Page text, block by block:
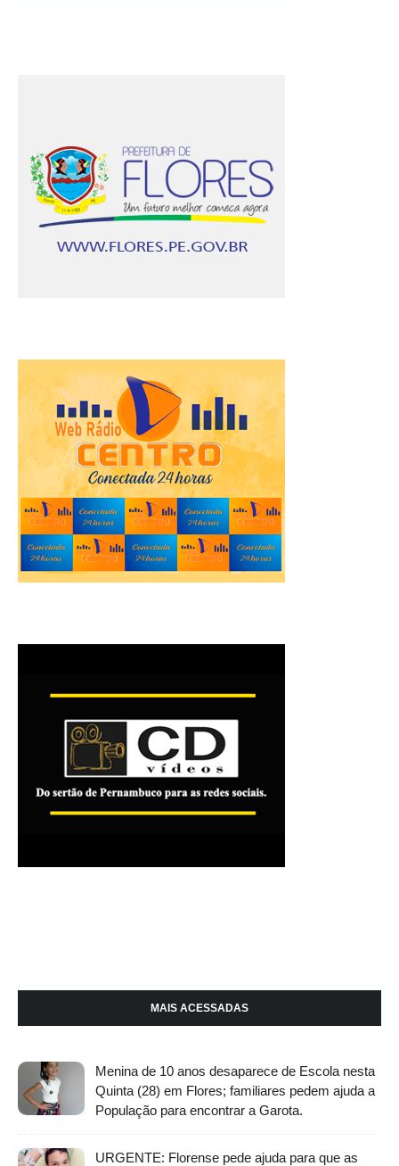
MAIS ACESSADAS
Menina de 10 anos desaparece de Escola nesta
Quinta (28) em Flores; familiares pedem ajuda a
População para encontrar a Garota.
URGENTE: Florense pede ajuda para que as